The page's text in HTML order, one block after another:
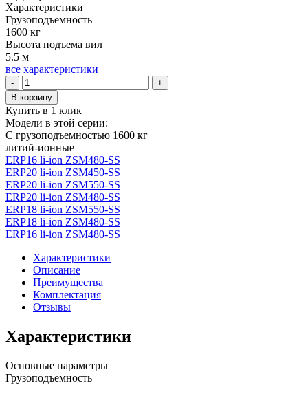
Характеристики
Грузоподъемность
1600 кг
Высота подъема вил
5.5 м
все характеристики
-
Количество
товара
Вилочный
погрузчик
электрический
YETT
ERP16
li-
ion
ZSM550-
SS
+
В корзину
Купить в 1 клик
Модели в этой серии:
С грузоподъемностью 1600 кг
литий-ионные
ERP16 li-ion ZSM480-SS
ERP20 li-ion ZSM450-SS
ERP20 li-ion ZSM550-SS
ERP20 li-ion ZSM480-SS
ERP18 li-ion ZSM550-SS
ERP18 li-ion ZSM480-SS
ERP16 li-ion ZSM480-SS
Характеристики
Описание
Преимущества
Комплектация
Отзывы
Характеристики
Основные параметры
Грузоподъемность